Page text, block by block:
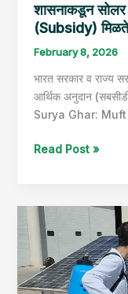
शासनाकडून सोलर
(Subsidy)
February 8, 2026
भारत सरकार व राज्य
आर्थिक अनुदान
Surya Ghar: Muft
Read Post »
सौर
ऊर्जा
प्रकल्प
किती
काळापर्यंत